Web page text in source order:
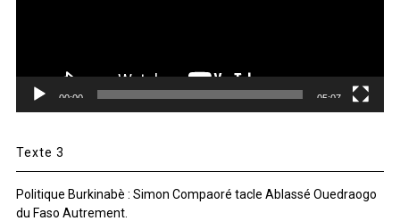
00:00 05:07
Texte 3
Politique Burkinabè : Simon Compaoré tacle Ablassé Ouedraogo
du Faso Autrement.